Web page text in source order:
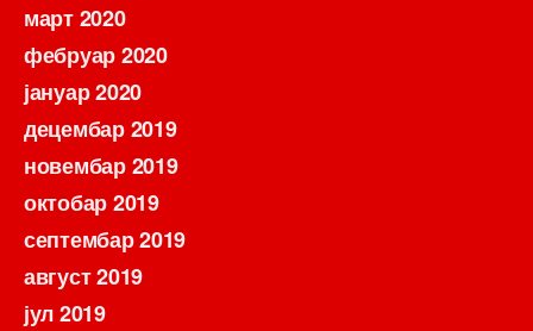
март 2020
фебруар 2020
јануар 2020
децембар 2019
новембар 2019
октобар 2019
септембар 2019
август 2019
јул 2019